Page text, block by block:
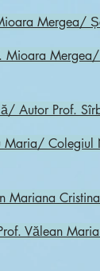
Mergea/
Mioara
Autor Prof.
Maria/ Colegiul
Mariana
Vălean